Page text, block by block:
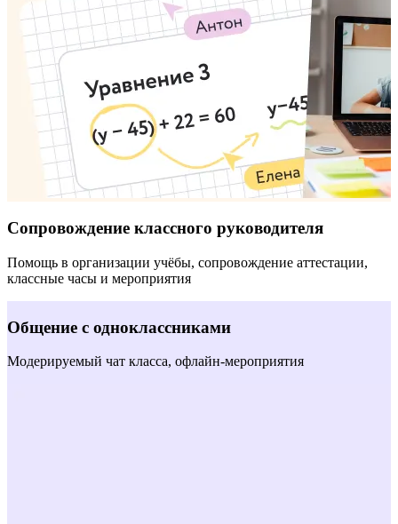
Сопровождение классного руководителя
Помощь в организации учёбы, сопровождение аттестации,
классные часы и мероприятия
Общение с одноклассниками
Модерируемый чат класса, офлайн‑мероприятия